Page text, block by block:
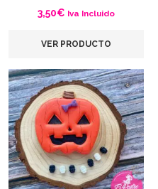
3,50€ Iva Incluido
VER PRODUCTO